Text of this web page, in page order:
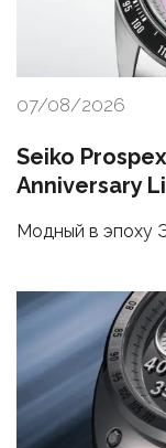
07/08/2026
Seiko
Anniversary
Модный в эпоху